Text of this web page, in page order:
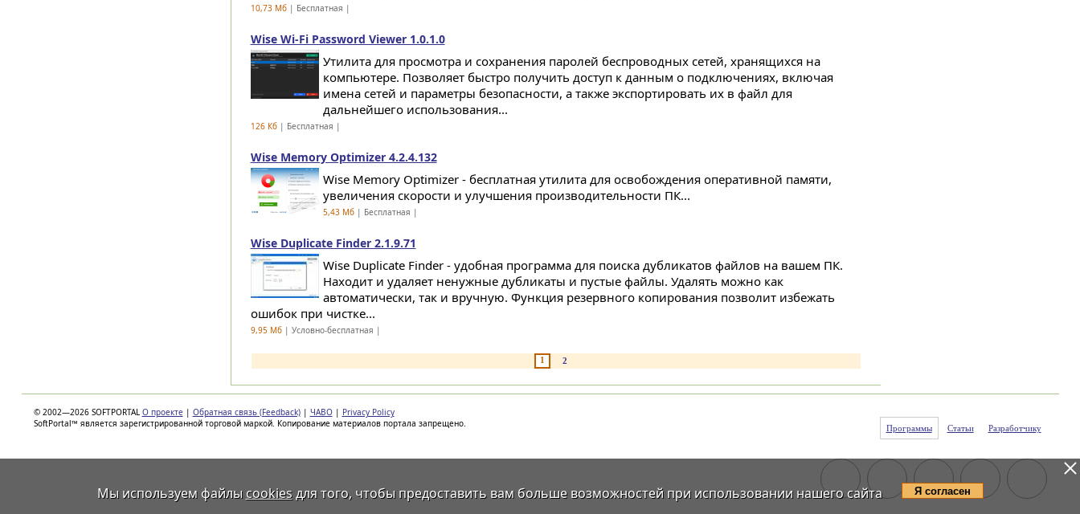
10,73 Мб| Бесплатная |
Wise Wi-Fi Password Viewer 1.0.1.0
Утилита для просмотра и сохранения паролей беспроводных сетей, хранящихся на
компьютере. Позволяет быстро получить доступ к данным о подключениях, включая
имена сетей и параметры безопасности, а также экспортировать их в файл для
дальнейшего использования...
126 Кб| Бесплатная |
Wise Memory Optimizer 4.2.4.132
Wise Memory Optimizer - бесплатная утилита для освобождения оперативной памяти,
увеличения скорости и улучшения производительности ПК...
5,43 Мб| Бесплатная |
Wise Duplicate Finder 2.1.9.71
Wise Duplicate Finder - удобная программа для поиска дубликатов файлов на вашем ПК.
Находит и удаляет ненужные дубликаты и пустые файлы. Удалять можно как
автоматически, так и вручную. Функция резервного копирования позволит избежать
ошибок при чистке...
9,95 Мб| Условно-бесплатная |
1 2
© 2002—2026 SOFTPORTAL О проекте | Обратная связь (Feedback) | ЧАВО | Privacy Policy
SoftPortal™ является зарегистрированной торговой маркой. Копирование материалов портала запрещено.
Программы Статьи Разработчику
Мы используем файлы cookiesдля того, чтобы предоставить вам больше возможностей при использовании нашего сайта